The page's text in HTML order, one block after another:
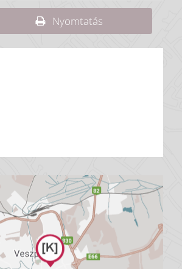
Nyomtatás